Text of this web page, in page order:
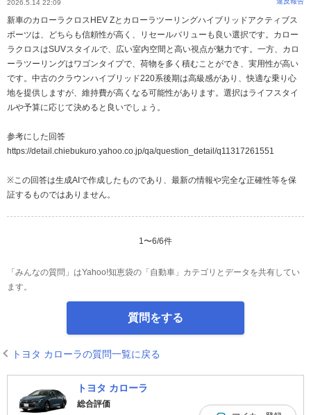
2026.5.14 22:09
新車のカローラクロスHEV Zとカローラツーリングハイブリッドアクティブス
ポーツは、どちらも信頼性が高く、リセールバリューも良い選択です。カロー
ラクロスはSUVスタイルで、広い室内空間と高い視点が魅力です。一方、カロ
ーラツーリングはワゴンタイプで、荷物を多く積むことができ、実用性が高い
です。中古のクラウンハイブリッド220系後期は高級感があり、快適な乗り心
地を提供しますが、維持費が高くなる可能性があります。選択はライフスタイ
ルや予算に応じて決めると良いでしょう。
参考にした回答
https://detail.chiebukuro.yahoo.co.jp/qa/question_detail/q11317261551
※この回答は生成AIで作成したものであり、最新の情報や完全な正確性等を保
証するものではありません。
1 〜6/6件
「みんなの質問」はYahoo!知恵袋の「自動車」カテゴリとデータを共有してい
ます。
質問をする
トヨタ カローラの質問一覧に戻る
トヨタ カローラ
総合評価